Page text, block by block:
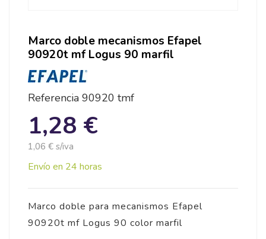
Marco doble mecanismos Efapel
90920t mf Logus 90 marfil
Referencia 90920 tmf
1,28 €
1,06 € s/iva
Envío en 24 horas
Marco doble para mecanismos Efapel
90920t mf Logus 90 color marfil